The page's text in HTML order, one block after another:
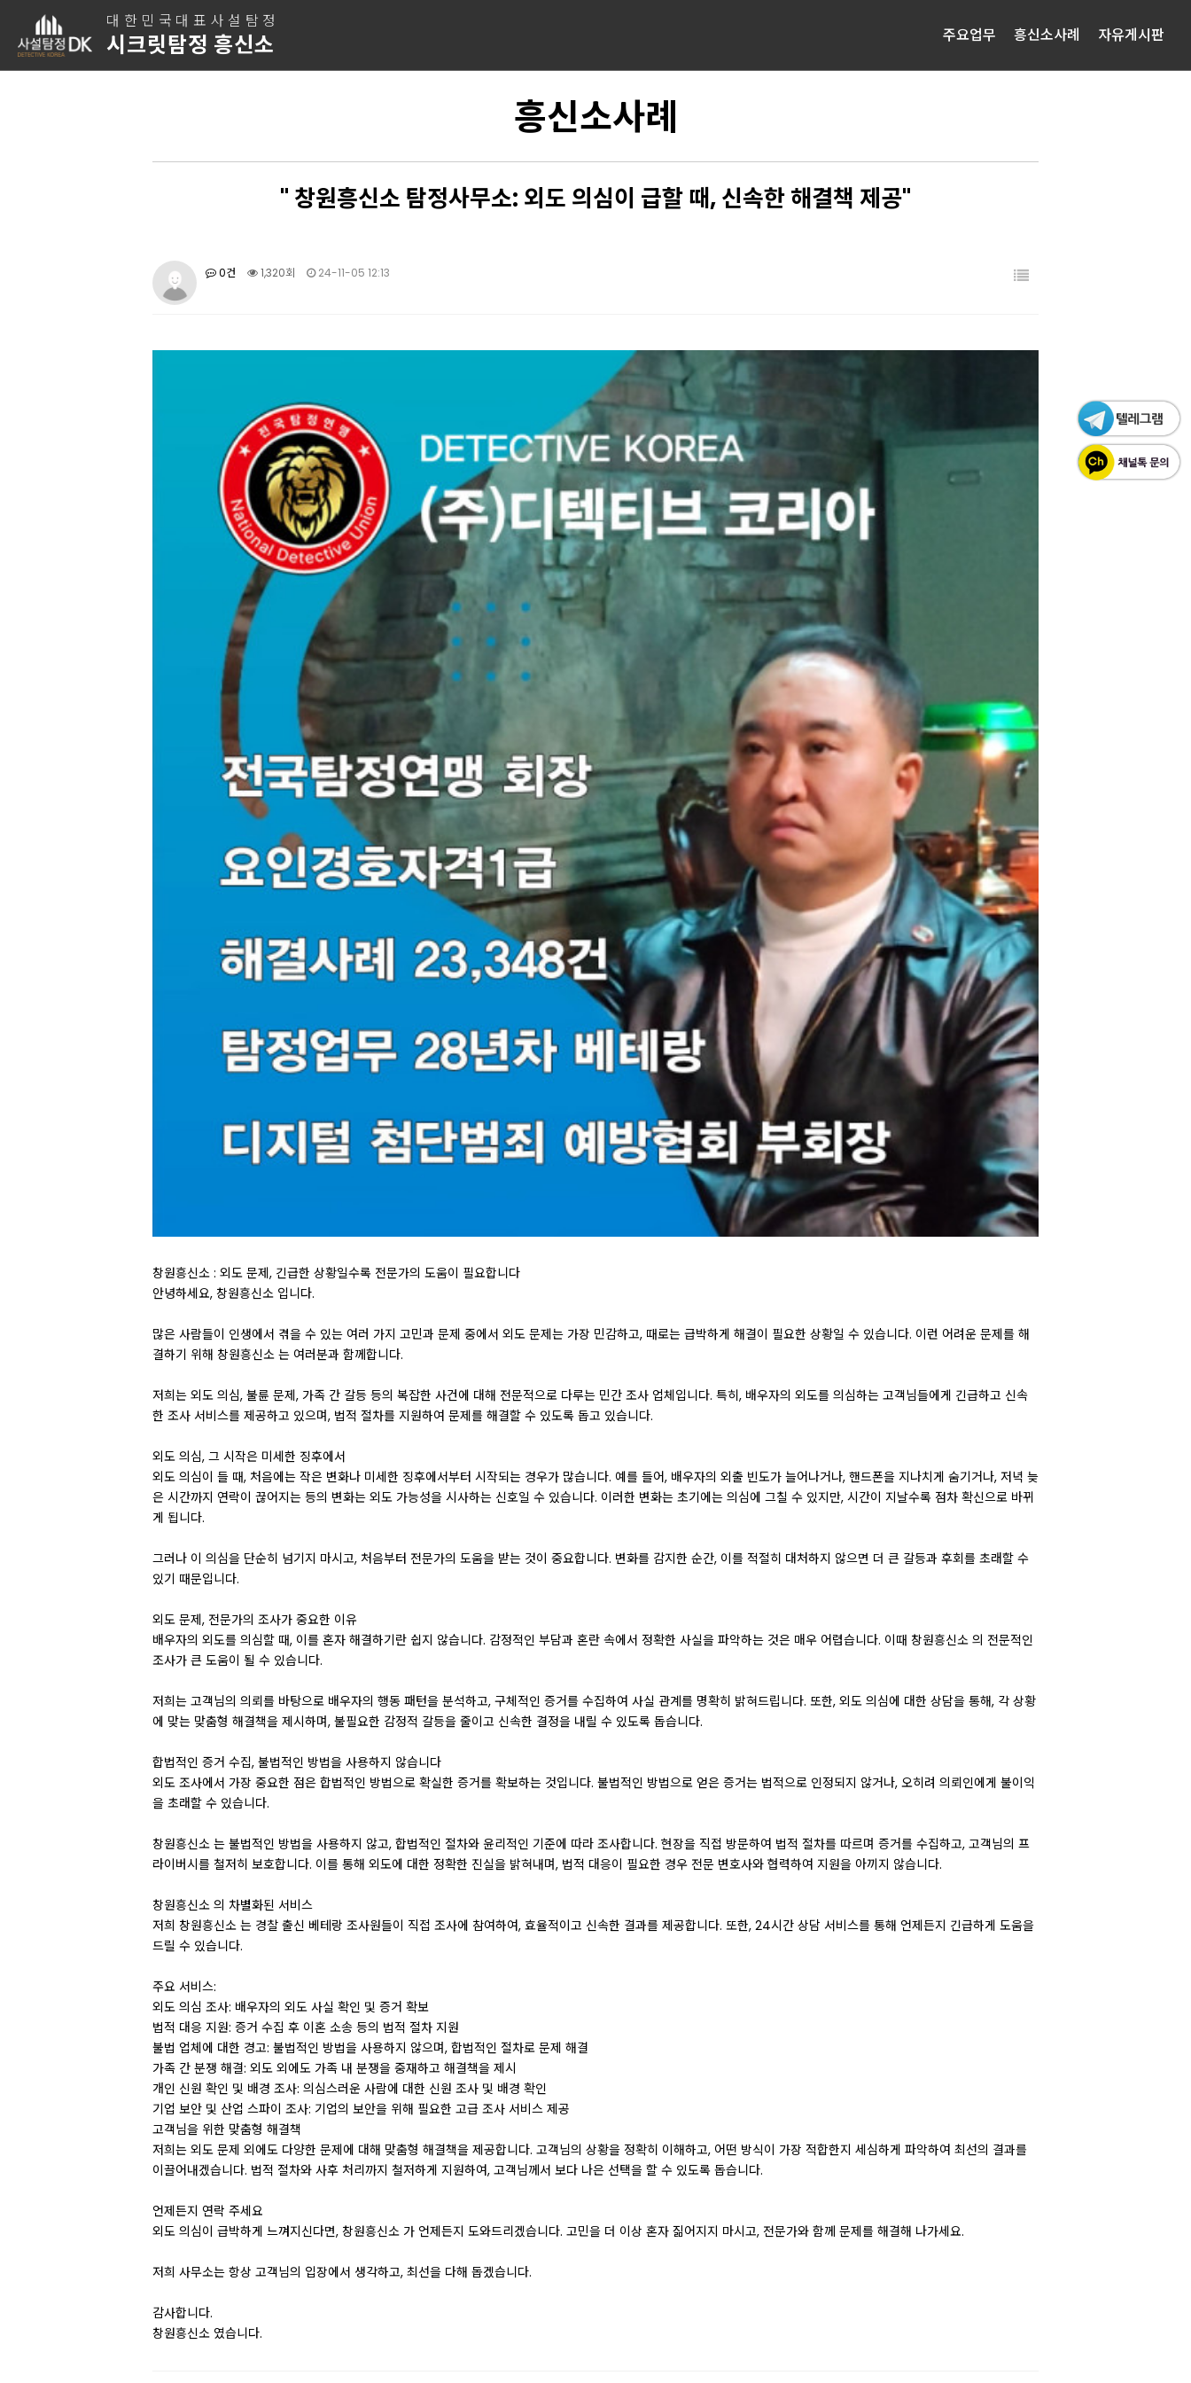
대한민국대표사설탐정
시크릿탐정 흥신소 주요업무 흥신소사례 자유게시판
흥신소사례
" 창원흥신소 탐정사무소: 외도 의심이 급할 때, 신속한 해결책 제공"
0건 1,320회 24-11-05 12:13
창원흥신소 : 외도 문제, 긴급한 상황일수록 전문가의 도움이 필요합니다
안녕하세요, 창원흥신소 입니다.
많은 사람들이 인생에서 겪을 수 있는 여러 가지 고민과 문제 중에서 외도 문제는 가장 민감하고, 때로는 급박하게 해결이 필요한 상황일 수 있습니다. 이런 어려운 문제를 해
결하기 위해 창원흥신소 는 여러분과 함께합니다.
저희는 외도 의심, 불륜 문제, 가족 간 갈등 등의 복잡한 사건에 대해 전문적으로 다루는 민간 조사 업체입니다. 특히, 배우자의 외도를 의심하는 고객님들에게 긴급하고 신속
한 조사 서비스를 제공하고 있으며, 법적 절차를 지원하여 문제를 해결할 수 있도록 돕고 있습니다.
외도 의심, 그 시작은 미세한 징후에서
외도 의심이 들 때, 처음에는 작은 변화나 미세한 징후에서부터 시작되는 경우가 많습니다. 예를 들어, 배우자의 외출 빈도가 늘어나거나, 핸드폰을 지나치게 숨기거나, 저녁 늦
은 시간까지 연락이 끊어지는 등의 변화는 외도 가능성을 시사하는 신호일 수 있습니다. 이러한 변화는 초기에는 의심에 그칠 수 있지만, 시간이 지날수록 점차 확신으로 바뀌
게 됩니다.
그러나 이 의심을 단순히 넘기지 마시고, 처음부터 전문가의 도움을 받는 것이 중요합니다. 변화를 감지한 순간, 이를 적절히 대처하지 않으면 더 큰 갈등과 후회를 초래할 수
있기 때문입니다.
외도 문제, 전문가의 조사가 중요한 이유
배우자의 외도를 의심할 때, 이를 혼자 해결하기란 쉽지 않습니다. 감정적인 부담과 혼란 속에서 정확한 사실을 파악하는 것은 매우 어렵습니다. 이때 창원흥신소 의 전문적인
조사가 큰 도움이 될 수 있습니다.
저희는 고객님의 의뢰를 바탕으로 배우자의 행동 패턴을 분석하고, 구체적인 증거를 수집하여 사실 관계를 명확히 밝혀드립니다. 또한, 외도 의심에 대한 상담을 통해, 각 상황
에 맞는 맞춤형 해결책을 제시하며, 불필요한 감정적 갈등을 줄이고 신속한 결정을 내릴 수 있도록 돕습니다.
합법적인 증거 수집, 불법적인 방법을 사용하지 않습니다
외도 조사에서 가장 중요한 점은 합법적인 방법으로 확실한 증거를 확보하는 것입니다. 불법적인 방법으로 얻은 증거는 법적으로 인정되지 않거나, 오히려 의뢰인에게 불이익
을 초래할 수 있습니다.
창원흥신소 는 불법적인 방법을 사용하지 않고, 합법적인 절차와 윤리적인 기준에 따라 조사합니다. 현장을 직접 방문하여 법적 절차를 따르며 증거를 수집하고, 고객님의 프
라이버시를 철저히 보호합니다. 이를 통해 외도에 대한 정확한 진실을 밝혀내며, 법적 대응이 필요한 경우 전문 변호사와 협력하여 지원을 아끼지 않습니다.
창원흥신소 의 차별화된 서비스
저희 창원흥신소 는 경찰 출신 베테랑 조사원들이 직접 조사에 참여하여, 효율적이고 신속한 결과를 제공합니다. 또한, 24시간 상담 서비스를 통해 언제든지 긴급하게 도움을
드릴 수 있습니다.
주요 서비스:
외도 의심 조사: 배우자의 외도 사실 확인 및 증거 확보
법적 대응 지원: 증거 수집 후 이혼 소송 등의 법적 절차 지원
불법 업체에 대한 경고: 불법적인 방법을 사용하지 않으며, 합법적인 절차로 문제 해결
가족 간 분쟁 해결: 외도 외에도 가족 내 분쟁을 중재하고 해결책을 제시
개인 신원 확인 및 배경 조사: 의심스러운 사람에 대한 신원 조사 및 배경 확인
기업 보안 및 산업 스파이 조사: 기업의 보안을 위해 필요한 고급 조사 서비스 제공
고객님을 위한 맞춤형 해결책
저희는 외도 문제 외에도 다양한 문제에 대해 맞춤형 해결책을 제공합니다. 고객님의 상황을 정확히 이해하고, 어떤 방식이 가장 적합한지 세심하게 파악하여 최선의 결과를
이끌어내겠습니다. 법적 절차와 사후 처리까지 철저하게 지원하여, 고객님께서 보다 나은 선택을 할 수 있도록 돕습니다.
언제든지 연락 주세요
외도 의심이 급박하게 느껴지신다면, 창원흥신소 가 언제든지 도와드리겠습니다. 고민을 더 이상 혼자 짊어지지 마시고, 전문가와 함께 문제를 해결해 나가세요.
저희 사무소는 항상 고객님의 입장에서 생각하고, 최선을 다해 돕겠습니다.
감사합니다.
창원흥신소 였습니다.